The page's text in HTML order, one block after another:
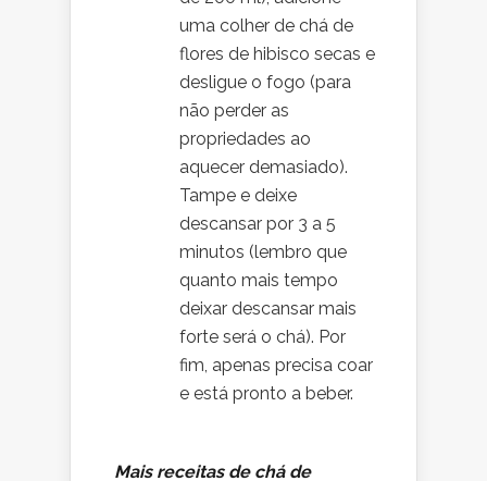
uma colher de chá de
flores de hibisco secas e
desligue o fogo (para
não perder as
propriedades ao
aquecer demasiado).
Tampe e deixe
descansar por 3 a 5
minutos (lembro que
quanto mais tempo
deixar descansar mais
forte será o chá). Por
fim, apenas precisa coar
e está pronto a beber.
Mais receitas de chá de